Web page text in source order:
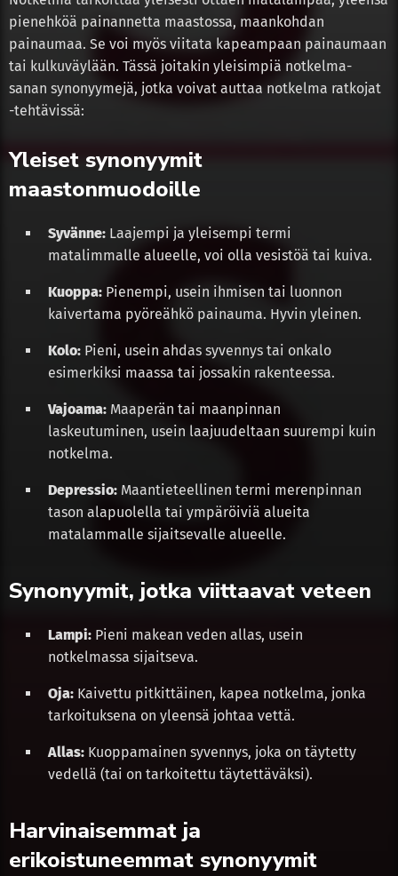
pienehköä painannetta maastossa, maankohdan
painaumaa. Se voi myös viitata kapeampaan painaumaan
tai kulkuväylään. Tässä joitakin yleisimpiä notkelma-
sanan synonyymejä, jotka voivat auttaa notkelma ratkojat
-tehtävissä:
Yleiset synonyymit
maastonmuodoille
Syvänne: Laajempi ja yleisempi termi
matalimmalle alueelle, voi olla vesistöä tai kuiva.
Kuoppa: Pienempi, usein ihmisen tai luonnon
kaivertama pyöreähkö painauma. Hyvin yleinen.
Kolo: Pieni, usein ahdas syvennys tai onkalo
esimerkiksi maassa tai jossakin rakenteessa.
Vajoama: Maaperän tai maanpinnan
laskeutuminen, usein laajuudeltaan suurempi kuin
notkelma.
Depressio: Maantieteellinen termi merenpinnan
tason alapuolella tai ympäröiviä alueita
matalammalle sijaitsevalle alueelle.
Synonyymit, jotka viittaavat veteen
Lampi: Pieni makean veden allas, usein
notkelmassa sijaitseva.
Oja: Kaivettu pitkittäinen, kapea notkelma, jonka
tarkoituksena on yleensä johtaa vettä.
Allas: Kuoppamainen syvennys, joka on täytetty
vedellä (tai on tarkoitettu täytettäväksi).
Harvinaisemmat ja
erikoistuneemmat synonyymit